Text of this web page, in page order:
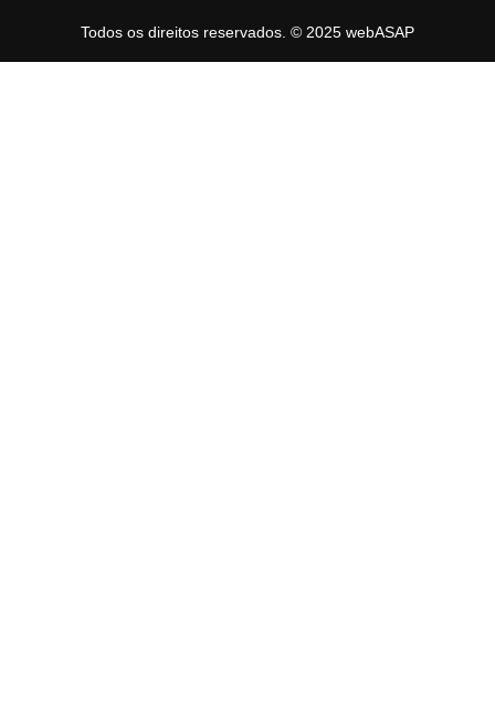
Todos os direitos reservados. © 2025 webASAP